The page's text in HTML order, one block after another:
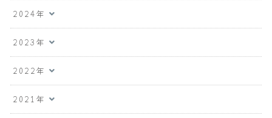
2024年
2023年
2022年
2021年